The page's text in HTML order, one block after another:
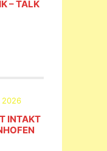
– TALK
2026
INTAKT